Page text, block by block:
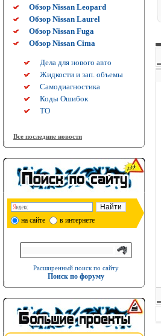
Обзор Nissan Leopard
Обзор Nissan Laurel
Обзор Nissan Fuga
Обзор Nissan Cima
Дела для нового авто
Жидкости и зап. объемы
Самодиагностика
Коды Ошибок
ТО
Все последние новости
на сайте в интернете
Расширенный поиск по сайту
Поиск по форуму